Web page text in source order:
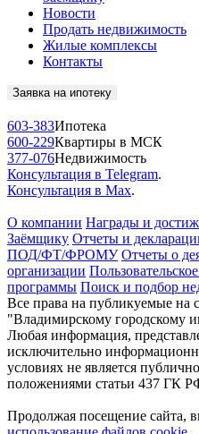
Новости
Продать недвижимость
Жилые комплексы
Контакты
Заявка на ипотеку
603-383Ипотека
600-229Квартиры в МСК
377-076Недвижимость
Консультация в Telegram.
Консультация в Max.
О компании Награды и
Заёмщику Отчеты и
ПОД/ФТ/ФРОМУ Отчеты о
организации
программы Поиск и подбор
Все права на публикуемые на
"Владимирскому городскому
Любая информация,
исключительно
условиях не является
положениями статьи 437 ГК
Продолжая посещение сайта,